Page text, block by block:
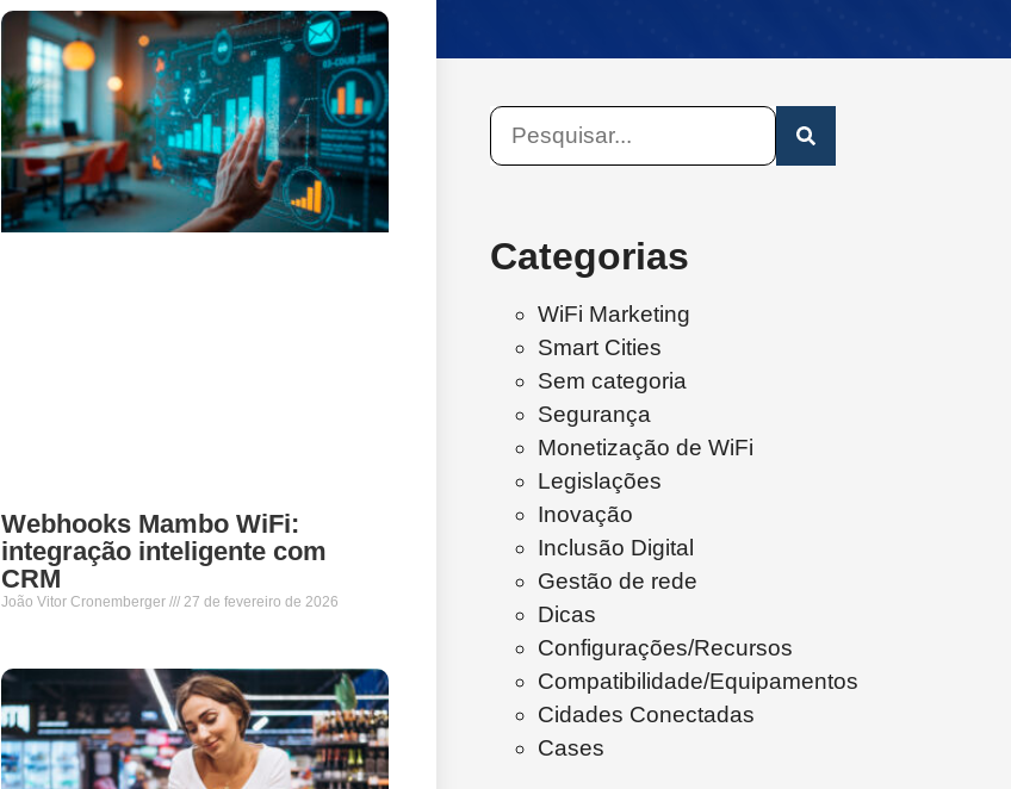
Webhooks Mambo WiFi:
integração inteligente com
CRM
João Vitor Cronemberger 27 de fevereiro de 2026
Categorias
WiFi Marketing
Smart Cities
Sem categoria
Segurança
Monetização de WiFi
Legislações
Inovação
Inclusão Digital
Gestão de rede
Dicas
Configurações/Recursos
Compatibilidade/Equipamentos
Cidades Conectadas
Cases